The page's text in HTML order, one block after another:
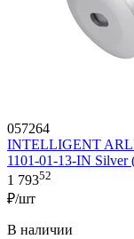
057264
INTELLIGENT
1101-01-13-IN Silver
1 79352
₽/шт
В наличии